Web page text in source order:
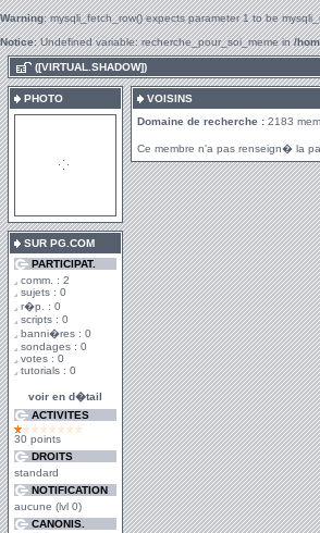
Warning: mysqli_fetch_row() expects parameter 1 to be
Notice: Undefined variable: recherche_pour_soi_meme in/
([VIRTUAL.SHADOW])
PHOTO
SUR PG.COM
PARTICIPAT.
comm. : 2
sujets : 0
r�p. : 0
scripts : 0
banni�res : 0
sondages : 0
votes : 0
tutorials : 0
voir en d�tail
ACTIVITES
30 points
DROITS
standard
NOTIFICATION
aucune (lvl 0)
CANONIS.
VOISINS
Domaine de recherche : 2183
Ce membre n'a pas renseign� la